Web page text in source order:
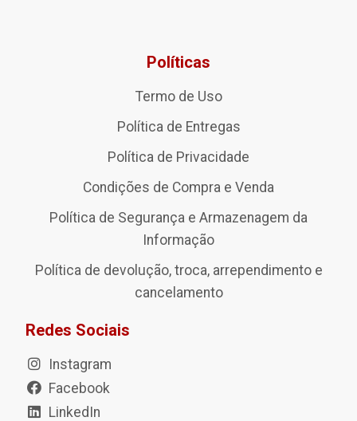
Políticas
Termo de Uso
Política de Entregas
Política de Privacidade
Condições de Compra e Venda
Política de Segurança e Armazenagem da
Informação
Política de devolução, troca, arrependimento e
cancelamento
Redes Sociais
Instagram
Facebook
LinkedIn